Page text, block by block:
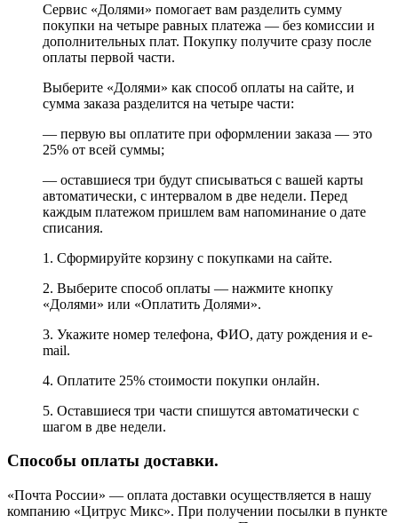
Сервис «Долями» помогает вам разделить сумму
покупки на четыре равных платежа — без комиссии и
дополнительных плат. Покупку получите сразу после
оплаты первой части.
Выберите «Долями» как способ оплаты на сайте, и
сумма заказа разделится на четыре части:
— первую вы оплатите при оформлении заказа — это
25% от всей суммы;
— оставшиеся три будут списываться с вашей карты
автоматически, с интервалом в две недели. Перед
каждым платежом пришлем вам напоминание о дате
списания.
1. Сформируйте корзину с покупками на сайте.
2. Выберите способ оплаты — нажмите кнопку
«Долями» или «Оплатить Долями».
3. Укажите номер телефона, ФИО, дату рождения и e-
mail.
4. Оплатите 25% стоимости покупки онлайн.
5. Оставшиеся три части спишутся автоматически с
шагом в две недели.
Способы оплаты доставки.
«Почта России» — оплата доставки осуществляется в нашу
компанию «Цитрус Микс». При получении посылки в пункте